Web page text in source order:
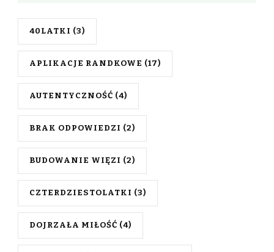
40LATKI (3)
APLIKACJE RANDKOWE (17)
AUTENTYCZNOŚĆ (4)
BRAK ODPOWIEDZI (2)
BUDOWANIE WIĘZI (2)
CZTERDZIESTOLATKI (3)
DOJRZAŁA MIŁOŚĆ (4)